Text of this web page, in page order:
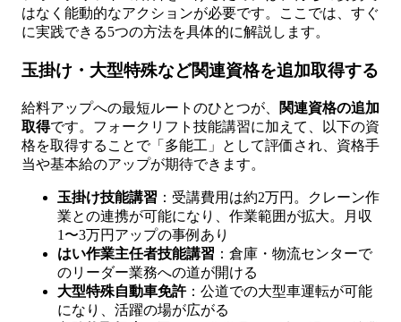
はなく能動的なアクションが必要です。ここでは、すぐ
に実践できる5つの方法を具体的に解説します。
玉掛け・大型特殊など関連資格を追加取得する
給料アップへの最短ルートのひとつが、
関連資格の追加
取得です。フォークリフト技能講習に加えて、以下の資
格を取得することで「多能工」として評価され、資格手
当や基本給のアップが期待できます。
玉掛け技能講習 ：受講費用は約2万円。クレーン作
業との連携が可能になり、作業範囲が拡大。月収
1〜3万円アップの事例あり
はい作業主任者技能講習 ：倉庫・物流センターで
のリーダー業務への道が開ける
大型特殊自動車免許：公道での大型車運転が可能
になり、活躍の場が広がる